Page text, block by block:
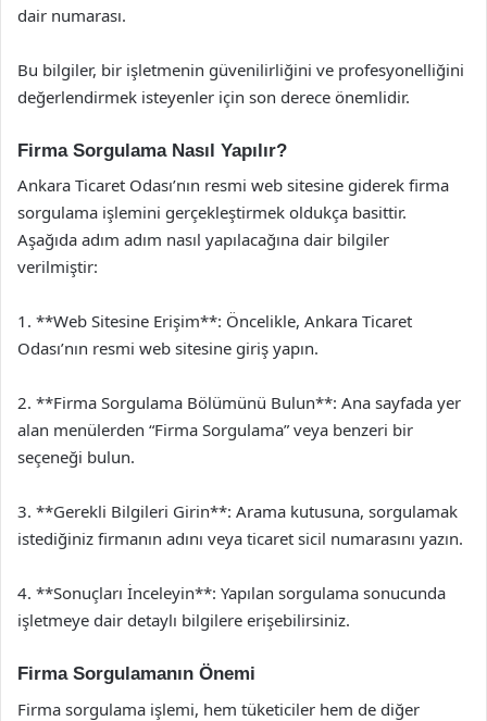
dair numarası.
Bu bilgiler, bir işletmenin güvenilirliğini ve profesyonelliğini
değerlendirmek isteyenler için son derece önemlidir.
Firma Sorgulama Nasıl Yapılır?
Ankara Ticaret Odası’nın resmi web sitesine giderek firma
sorgulama işlemini gerçekleştirmek oldukça basittir.
Aşağıda adım adım nasıl yapılacağına dair bilgiler
verilmiştir:
1. **Web Sitesine Erişim**: Öncelikle, Ankara Ticaret
Odası’nın resmi web sitesine giriş yapın.
2. **Firma Sorgulama Bölümünü Bulun**: Ana sayfada yer
alan menülerden “Firma Sorgulama” veya benzeri bir
seçeneği bulun.
3. **Gerekli Bilgileri Girin**: Arama kutusuna, sorgulamak
istediğiniz firmanın adını veya ticaret sicil numarasını yazın.
4. **Sonuçları İnceleyin**: Yapılan sorgulama sonucunda
işletmeye dair detaylı bilgilere erişebilirsiniz.
Firma Sorgulamanın Önemi
Firma sorgulama işlemi, hem tüketiciler hem de diğer